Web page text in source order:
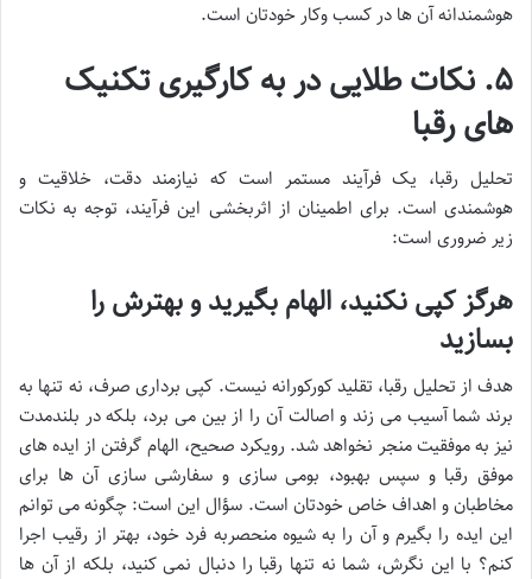
هوشمندانه آن ها در کسب وکار خودتان است.
۵. نکات طلایی در به کارگیری تکنیک
های رقبا
تحلیل رقبا، یک فرآیند مستمر است که نیازمند دقت، خلاقیت و
هوشمندی است. برای اطمینان از اثربخشی این فرآیند، توجه به نکات
زیر ضروری است:
هرگز کپی نکنید، الهام بگیرید و بهترش را
بسازید
هدف از تحلیل رقبا، تقلید کورکورانه نیست. کپی برداری صرف، نه تنها به
برند شما آسیب می زند و اصالت آن را از بین می برد، بلکه در بلندمدت
نیز به موفقیت منجر نخواهد شد. رویکرد صحیح، الهام گرفتن از ایده های
موفق رقبا و سپس بهبود، بومی سازی و سفارشی سازی آن ها برای
مخاطبان و اهداف خاص خودتان است. سؤال این است: چگونه می توانم
این ایده را بگیرم و آن را به شیوه منحصربه فرد خود، بهتر از رقیب اجرا
کنم؟ با این نگرش، شما نه تنها رقبا را دنبال نمی کنید، بلکه از آن ها